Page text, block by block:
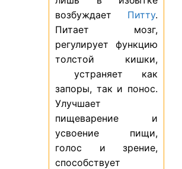
возбуждает Питту.
Питает мозг,
регулирует функцию
толстой кишки,
устраняет как
запоры, так и понос.
Улучшает
пищеварение и
усвоение пищи,
голос и зрение,
способствует